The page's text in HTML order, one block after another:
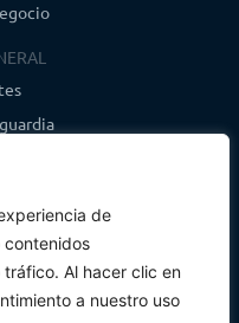
de
contenidos
Al hacer clic en
a nuestro uso